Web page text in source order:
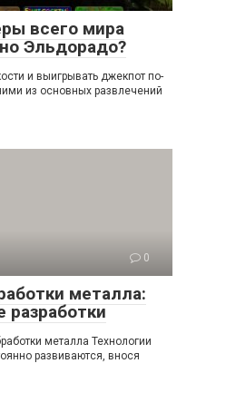
всего мира
Эльдорадо?
и выигрывать джекпот по-
из основных развлечений
0
металла:
разработки
металла Технологии
развиваются, внося